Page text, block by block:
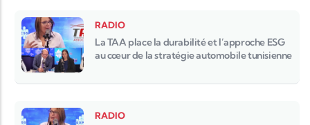
RADIO
La TAA place la durabilité et l’approche ESG
au cœur de la stratégie automobile tunisienne
RADIO